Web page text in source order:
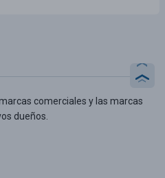
comerciales y las marcas
dueños.